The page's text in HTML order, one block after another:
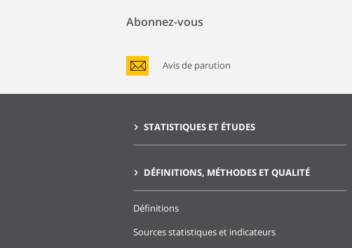
Abonnez-vous
Avis de parution
STATISTIQUES ET ÉTUDES
DÉFINITIONS, MÉTHODES ET QUALITÉ
Définitions
Sources statistiques et indicateurs